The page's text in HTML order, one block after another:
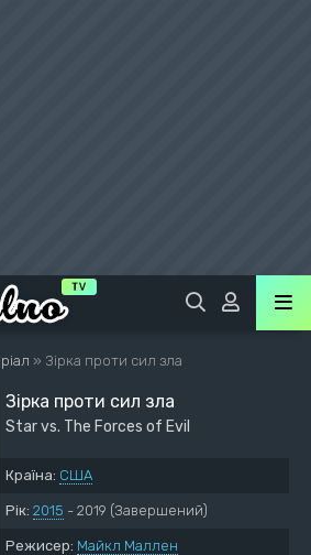
» Зірка проти сил зла
Зірка проти сил зла
Star vs. The Forces of Evil
Країна: США
Рік: 2015 - 2019 (Завершений)
Режисер: Майкл Маллен